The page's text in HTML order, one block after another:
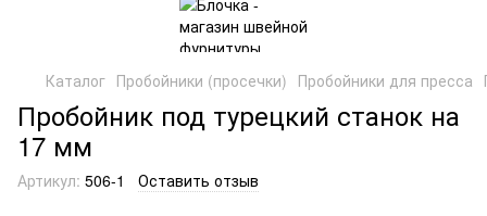
Каталог Пробойники (просечки) Пробойники для пресса
Пробойник под турецкий станок на
17 мм
Артикул: 506-1 Оставить отзыв